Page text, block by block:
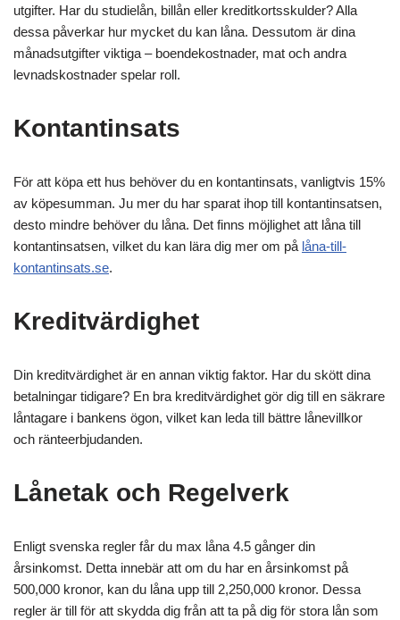
utgifter. Har du studielån, billån eller kreditkortsskulder? Alla
dessa påverkar hur mycket du kan låna. Dessutom är dina
månadsutgifter viktiga – boendekostnader, mat och andra
levnadskostnader spelar roll.
Kontantinsats
För att köpa ett hus behöver du en kontantinsats, vanligtvis 15%
av köpesumman. Ju mer du har sparat ihop till kontantinsatsen,
desto mindre behöver du låna. Det finns möjlighet att låna till
kontantinsatsen, vilket du kan lära dig mer om på låna-till-
kontantinsats.se.
Kreditvärdighet
Din kreditvärdighet är en annan viktig faktor. Har du skött dina
betalningar tidigare? En bra kreditvärdighet gör dig till en säkrare
låntagare i bankens ögon, vilket kan leda till bättre lånevillkor
och ränteerbjudanden.
Lånetak och Regelverk
Enligt svenska regler får du max låna 4.5 gånger din
årsinkomst. Detta innebär att om du har en årsinkomst på
500,000 kronor, kan du låna upp till 2,250,000 kronor. Dessa
regler är till för att skydda dig från att ta på dig för stora lån som